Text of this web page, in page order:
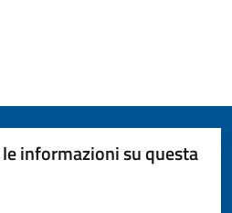
informazioni su questa